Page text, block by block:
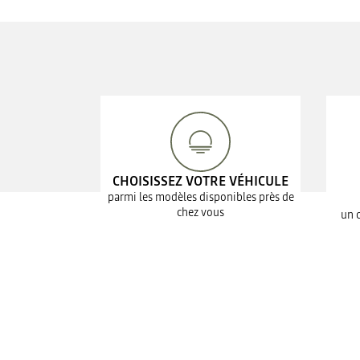
CHOISISSEZ VOTRE VÉHICULE
parmi les modèles disponibles près de
chez vous
un